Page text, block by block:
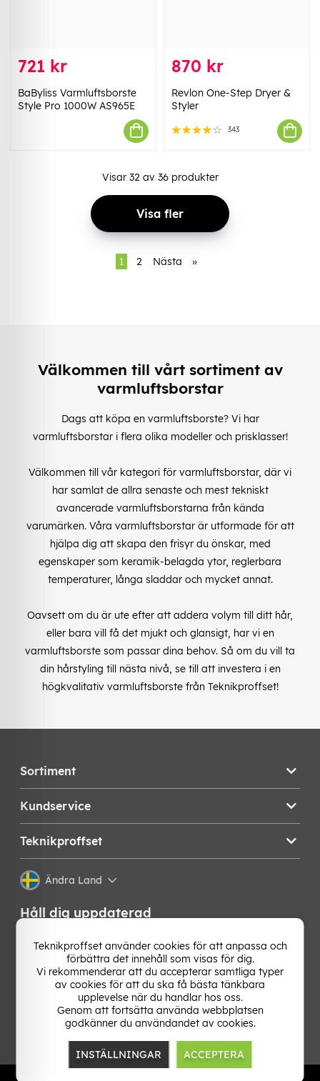
721 kr
BaByliss Varmluftsborste
Style Pro 1000W AS965E
870 kr
Revlon One-Step Dryer &
Styler
343
Visar 32av 36produkter
Visa fler
1 2 Nästa »
Välkommen till vårt sortiment av
varmluftsborstar
Dags att köpa en varmluftsborste? Vi har
varmluftsborstar i flera olika modeller och prisklasser!
Välkommen till vår kategori för varmluftsborstar, där vi
har samlat de allra senaste och mest tekniskt
avancerade varmluftsborstarna från kända
varumärken. Våra varmluftsborstar är utformade för att
hjälpa dig att skapa den frisyr du önskar, med
egenskaper som keramik-belagda ytor, reglerbara
temperaturer, långa sladdar och mycket annat.
Oavsett om du är ute efter att addera volym till ditt hår,
eller bara vill få det mjukt och glansigt, har vi en
varmluftsborste som passar dina behov. Så om du vill ta
din hårstyling till nästa nivå, se till att investera i en
högkvalitativ varmluftsborste från Teknikproffset!
Sortiment
Kundservice
Teknikproffset
Ändra Land
Håll dig uppdaterad
Få de senaste nyheterna, hetaste erbjudandena och
bästa tipsen från oss direkt i din mejlkorg. Signa upp på
vårt nyhetsbrev!
Teknikproffset använder cookies för att anpassa och
förbättra det innehåll som visas för dig.
Vi rekommenderar att du accepterar samtliga typer
av cookies för att du ska få bästa tänkbara
upplevelse när du handlar hos oss.
Genom att fortsätta använda webbplatsen
godkänner du användandet av cookies.
INSTÄLLNINGAR ACCEPTERA